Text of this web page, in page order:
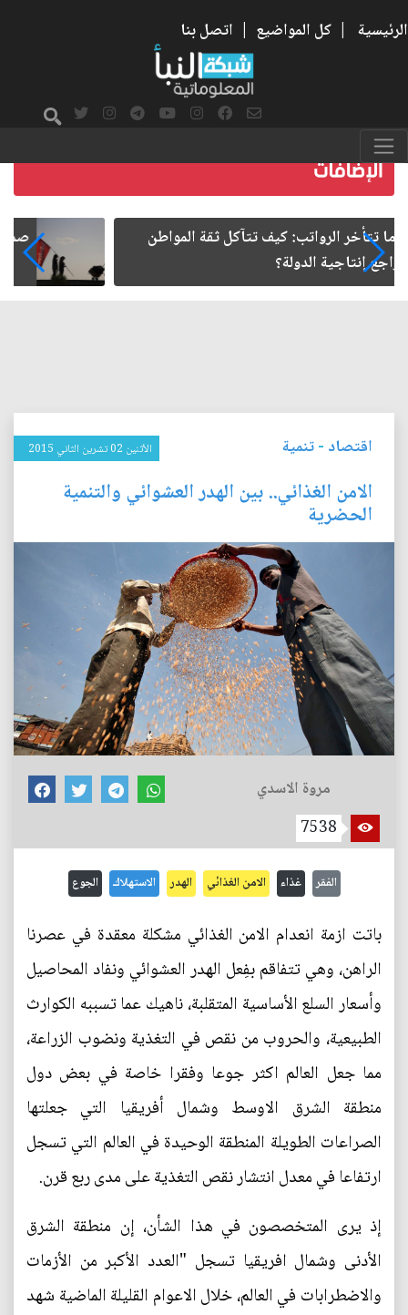
الرئيسية | كل المواضيع | اتصل بنا
صمت الطريق بعد الأربعين
اقتصاد -تنمية الأثنين 02 تشرين الثاني 2015
الامن الغذائي.. بين الهدر العشوائي والتنمية
الحضرية
مروة الاسدي
7538
الفقر غذاء الامن الغذائي الهدر الاستهلاك الجوع
باتت ازمة انعدام الامن الغذائي مشكلة معقدة في عصرنا
الراهن، وهي تتفاقم بفِعل الهدر العشوائي ونفاد المحاصيل
وأسعار السلع الأساسية المتقلبة، ناهيك عما تسببه الكوارث
الطبيعية، والحروب من نقص في التغذية ونضوب الزراعة،
مما جعل العالم اكثر جوعا وفقرا خاصة في بعض دول
منطقة الشرق الاوسط وشمال أفريقيا التي جعلتها
الصراعات الطويلة المنطقة الوحيدة في العالم التي تسجل
ارتفاعا في معدل انتشار نقص التغذية على مدى ربع قرن.
إذ يرى المتخصصون في هذا الشأن، إن منطقة الشرق
الأدنى وشمال افريقيا تسجل "العدد الأكبر من الأزمات
والاضطرابات في العالم، خلال الاعوام القليلة الماضية شهد